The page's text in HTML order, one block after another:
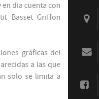
día cuenta con
Basset Griffon
gráficas del
a las que
solo se limita a